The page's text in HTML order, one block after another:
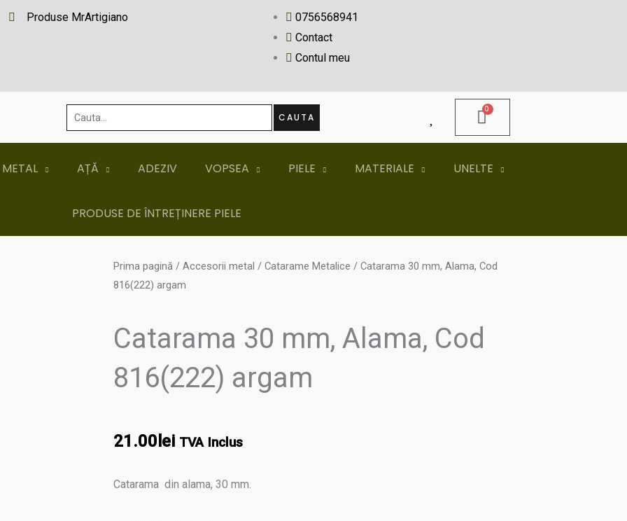
Produse MrArtigiano
0756568941
Contact
Contul meu
Cauta... CAUTA
AȚĂ ADEZIV VOPSEA PIELE MATERIALE UNELTE
PRODUSE DE ÎNTREȚINERE PIELE
Prima pagină / Accesorii metal / Catarame Metalice / Catarama 30 mm, Alama, Cod
816(222) argam
Catarama 30 mm, Alama, Cod
816(222) argam
21.00 lei TVA Inclus
Catarama din alama, 30 mm.